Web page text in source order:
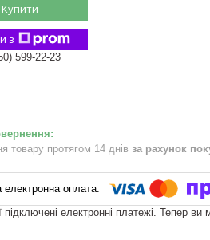
Купити
з
599-22-23
товару протягом 14 днів за рахунок
підключені електронні платежі. Тепер